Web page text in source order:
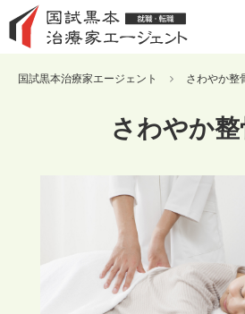
国試黒本治療家エージェント さわやか整
さわやか